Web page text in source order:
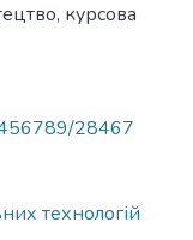
, курсова
28467
технологій